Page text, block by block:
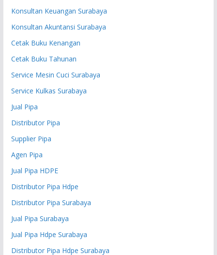
Konsultan Keuangan Surabaya
Konsultan Akuntansi Surabaya
Cetak Buku Kenangan
Cetak Buku Tahunan
Service Mesin Cuci Surabaya
Service Kulkas Surabaya
Jual Pipa
Distributor Pipa
Supplier Pipa
Agen Pipa
Jual Pipa HDPE
Distributor Pipa Hdpe
Distributor Pipa Surabaya
Jual Pipa Surabaya
Jual Pipa Hdpe Surabaya
Distributor Pipa Hdpe Surabaya